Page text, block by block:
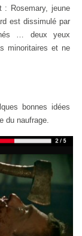
: Rosemary, jeune
est dissimulé par
… deux yeux
minoritaires et ne
bonnes idées
du naufrage.